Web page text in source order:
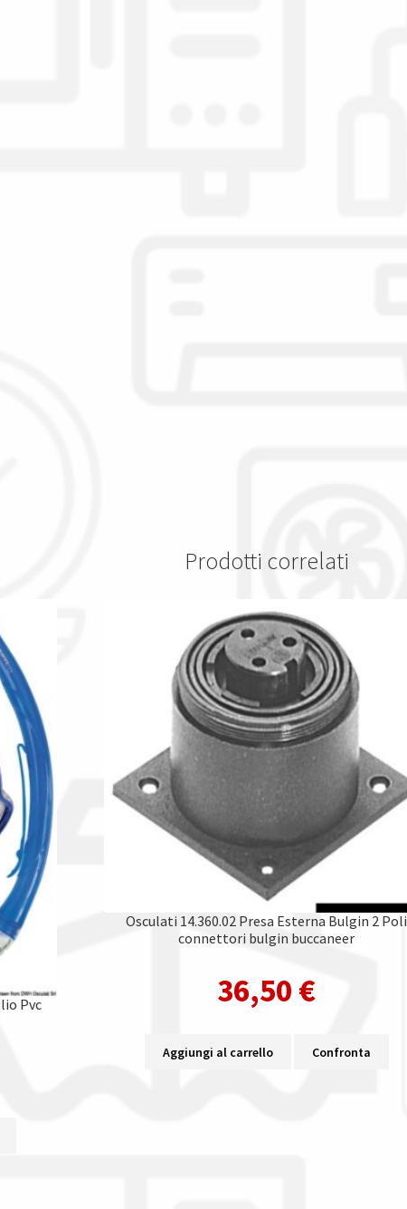
Prodotti correlati
Pvc
Osculati 14.360.02 Presa Esterna Bulgin 2 Poli
connettori bulgin buccaneer
36,50 €
Aggiungi al carrello Confronta